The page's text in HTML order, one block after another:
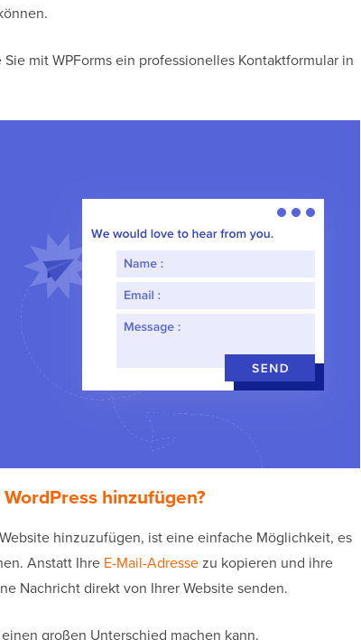
mit WPForms ein professionelles Kontaktformular in
hinzufügen?
hinzuzufügen, ist eine einfache Möglichkeit, es
Anstatt Ihre E-Mail-Adressezu kopieren und ihre
Nachricht direkt von Ihrer Website senden.
großen Unterschied machen kann.